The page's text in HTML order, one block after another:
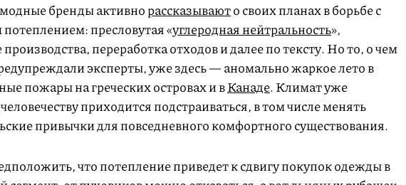
бренды активнорассказываюто своих планах в борьбе с
пресловутая «углеродная нейтральность»,
переработка отходов и далее по тексту. Но то, о чем
эксперты, уже здесь — аномально жаркое лето в
пожары на греческих островах и вКанаде. Климат уже
приходится подстраиваться, в том числе менять
привычки для повседневного комфортного существования.
что потепление приведет к сдвигу покупок одежды в